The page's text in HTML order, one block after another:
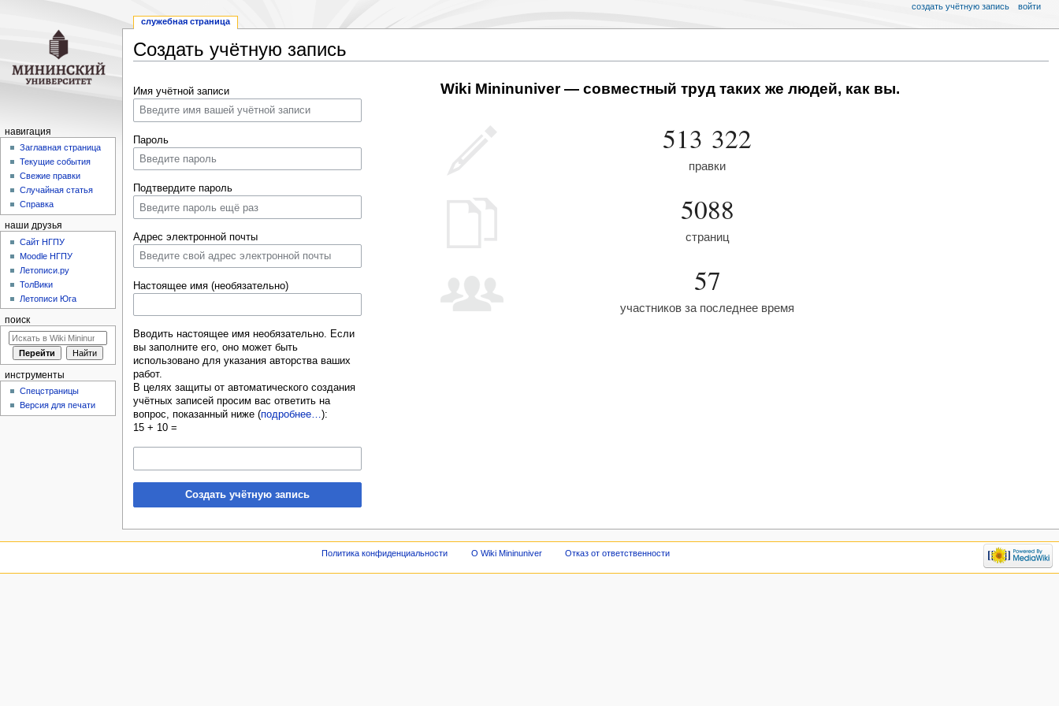
Создать учётную запись
к
навигации
к
поиску
Имя учётной записи
Пароль
Подтвердите пароль
Адрес электронной почты
Настоящее имя (необязательно)
Вводить настоящее имя необязательно. Если
вы заполните его, оно может быть
использовано для указания авторства ваших
работ.
В целях защиты от автоматического создания
учётных записей просим вас ответить на
вопрос, показанный ниже (подробнее…):
15 + 10 =
Создать учётную запись
Wiki Mininuniver — совместный труд таких же людей, как вы.
513 322
правки
5088
страниц
57
участников за последнее время
служебная страница
создать учётную запись войти
навигация
Заглавная страница
Текущие события
Свежие правки
Случайная статья
Справка
наши друзья
Cайт НГПУ
Moodle НГПУ
Летописи.ру
ТолВики
Летописи Юга
поиск
инструменты
Спецстраницы
Версия для печати
Политика конфиденциальности О Wiki Mininuniver Отказ от ответственности